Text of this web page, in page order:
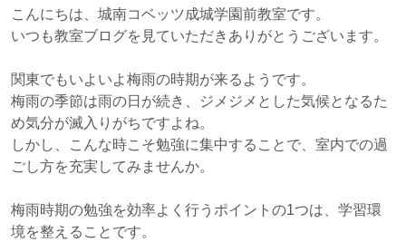
こんにちは、城南コベッツ成城学園前教室です。
いつも教室ブログを見ていただきありがとうございます。
関東でもいよいよ梅雨の時期が来るようです。
梅雨の季節は雨の日が続き、ジメジメとした気候となるた
め気分が滅入りがちですよね。
しかし、こんな時こそ勉強に集中することで、室内での過
ごし方を充実してみませんか。
梅雨時期の勉強を効率よく行うポイントの1つは、学習環
境を整えることです。